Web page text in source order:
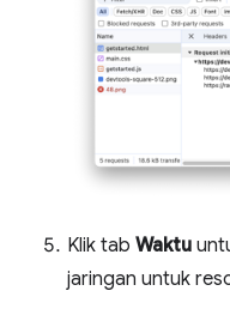
Klik tab Waktu
jaringan untuk